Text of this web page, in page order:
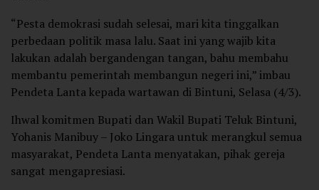
“Pesta demokrasi sudah selesai, mari kita tinggalkan
perbedaan politik masa lalu. Saat ini yang wajib kita
lakukan adalah bergandengan tangan, bahu membahu
membantu pemerintah membangun negeri ini,” imbau
Pendeta Lanta kepada wartawan di Bintuni, Selasa (4/3).
Ihwal komitmen Bupati dan Wakil Bupati Teluk Bintuni,
Yohanis Manibuy – Joko Lingara untuk merangkul semua
masyarakat, Pendeta Lanta menyatakan, pihak gereja
sangat mengapresiasi.